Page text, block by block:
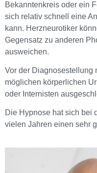
Bekanntenkreis oder ein
sich relativ schnell eine
kann. Herzneurotiker
Gegensatz zu anderen
ausweichen.
Vor der Diagnosestellung
möglichen körperlichen
oder Internisten
Die Hypnose hat sich bei
vielen Jahren einen sehr